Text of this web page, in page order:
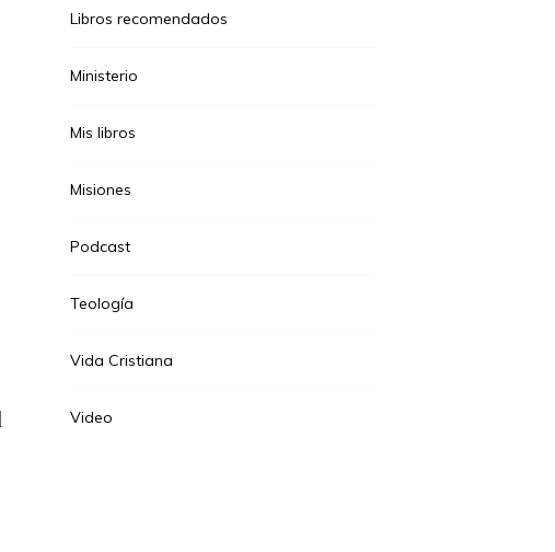
Libros recomendados
Ministerio
Mis libros
Misiones
Podcast
Teología
Vida Cristiana
Video